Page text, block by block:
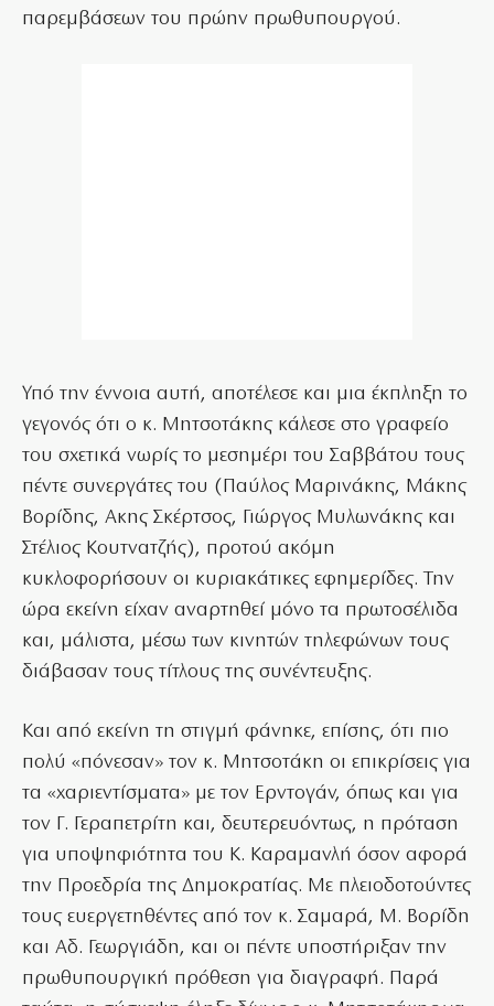
παρεμβάσεων του πρώην πρωθυπουργού.
Υπό την έννοια αυτή, αποτέλεσε και μια έκπληξη το
γεγονός ότι ο κ. Μητσοτάκης κάλεσε στο γραφείο
του σχετικά νωρίς το μεσημέρι του Σαββάτου τους
πέντε συνεργάτες του (Παύλος Μαρινάκης, Μάκης
Βορίδης, Ακης Σκέρτσος, Γιώργος Μυλωνάκης και
Στέλιος Κουτνατζής), προτού ακόμη
κυκλοφορήσουν οι κυριακάτικες εφημερίδες. Την
ώρα εκείνη είχαν αναρτηθεί μόνο τα πρωτοσέλιδα
και, μάλιστα, μέσω των κινητών τηλεφώνων τους
διάβασαν τους τίτλους της συνέντευξης.
Και από εκείνη τη στιγμή φάνηκε, επίσης, ότι πιο
πολύ «πόνεσαν» τον κ. Μητσοτάκη οι επικρίσεις για
τα «χαριεντίσματα» με τον Ερντογάν, όπως και για
τον Γ. Γεραπετρίτη και, δευτερευόντως, η πρόταση
για υποψηφιότητα του Κ. Καραμανλή όσον αφορά
την Προεδρία της Δημοκρατίας. Με πλειοδοτούντες
τους ευεργετηθέντες από τον κ. Σαμαρά, Μ. Βορίδη
και Αδ. Γεωργιάδη, και οι πέντε υποστήριξαν την
πρωθυπουργική πρόθεση για διαγραφή. Παρά